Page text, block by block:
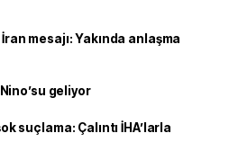
mesajı: Yakında anlaşma
geliyor
suçlama: Çalıntı İHA’larla